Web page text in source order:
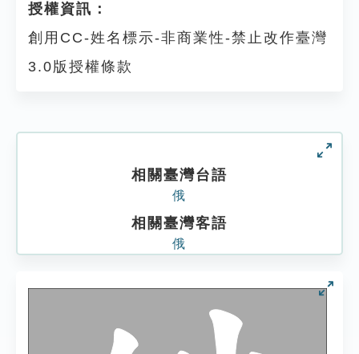
授權資訊：
創用CC-姓名標示-非商業性-禁止改作臺灣
3.0版授權條款
相關臺灣台語
俄
相關臺灣客語
俄